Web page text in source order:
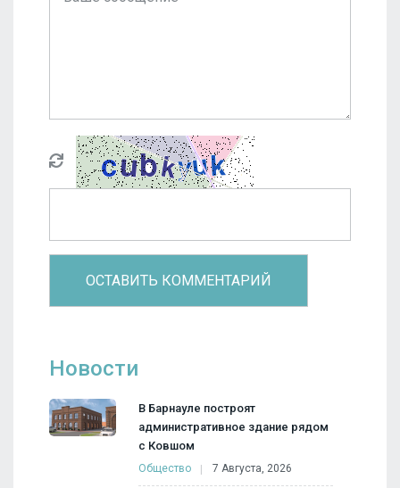
Новости
В Барнауле построят
административное здание рядом
с Ковшом
Общество 7 Августа, 2026